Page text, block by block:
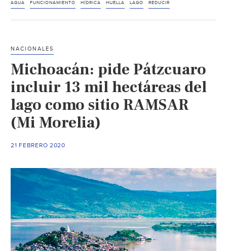
o
cerrar
el
hídrica
(El
País)
AGUA FUNCIONAMIENTO HÍDRICA HUELLA LAGO REDUCIR
NACIONALES
Michoacán: pide Pátzcuaro
incluir 13 mil hectáreas del
lago como sitio RAMSAR
(Mi Morelia)
21 FEBRERO 2020